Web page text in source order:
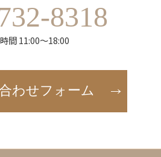
8318
間 11:00～18:00
わせフォーム